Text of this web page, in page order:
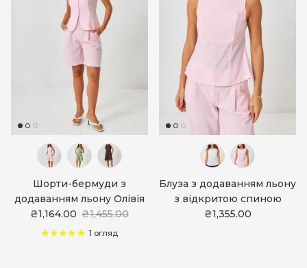
Шорти-бермуди з
додаванням льону Олівія
₴1,164.00 ₴1,455.00
1 огляд
Блуза з додаванням льону
з відкритою спиною
₴1,355.00